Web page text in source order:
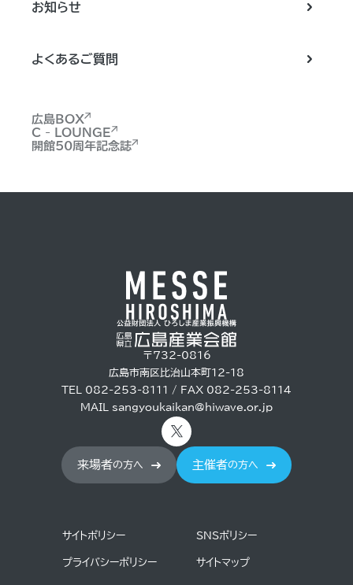
お知らせ
よくあるご質問
広島BOX
C - LOUNGE
開館50周年記念誌
〒732-0816
広島市南区比治山本町12-18
TEL 082-253-8111 / FAX 082-253-8114
MAIL sangyoukaikan@hiwave.or.jp
来場者の方へ 主催者の方へ
サイトポリシー SNSポリシー
プライバシーポリシー サイトマップ